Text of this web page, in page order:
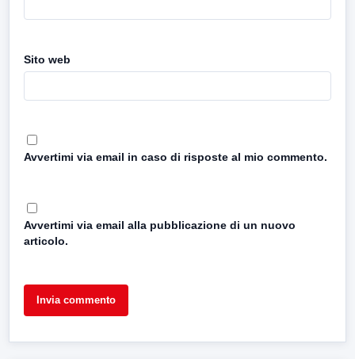
Sito web
Avvertimi via email in caso di risposte al mio commento.
Avvertimi via email alla pubblicazione di un nuovo
articolo.